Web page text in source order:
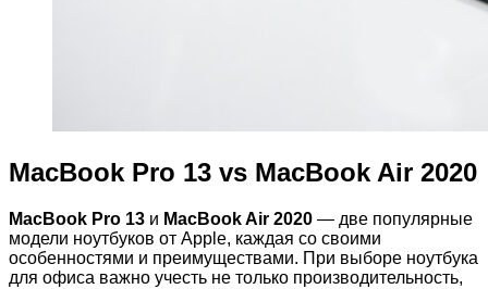
MacBook Pro 13 vs MacBook Air 2020
MacBook Pro 13 и MacBook Air 2020 — две популярные
модели ноутбуков от Apple, каждая со своими
особенностями и преимуществами. При выборе ноутбука
для офиса важно учесть не только производительность,